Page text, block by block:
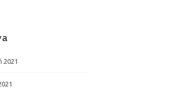
2021